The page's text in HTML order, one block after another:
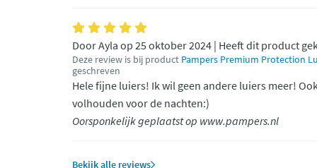
Door Ayla op 25 oktober 2024 | Heeft dit product
Deze review is bij product Pampers Premium Protection
geschreven
Hele fijne luiers! Ik wil geen andere luiers meer!
volhouden voor de nachten:)
Oorsponkelijk geplaatst op www.pampers.nl
Bekijk alle reviews